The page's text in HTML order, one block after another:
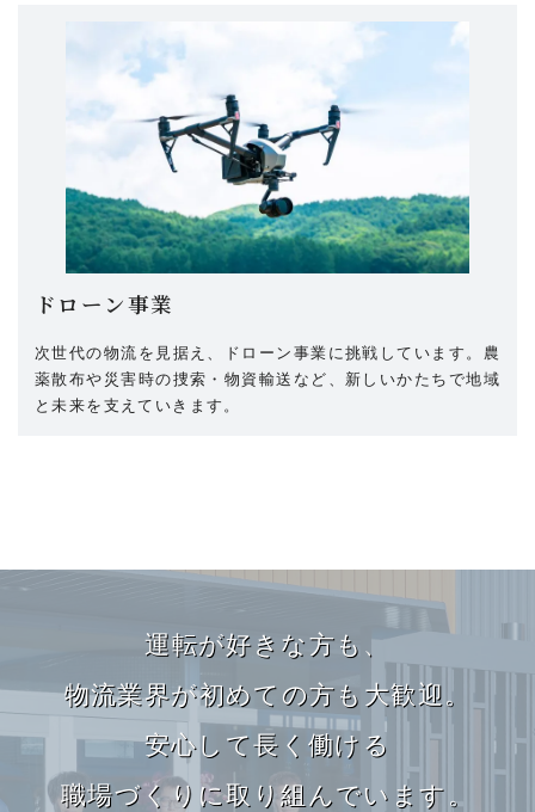
ドローン事業
次世代の物流を見据え、ドローン事業に挑戦しています。農
薬散布や災害時の捜索・物資輸送など、新しいかたちで地域
と未来を支えていきます。
運転が好きな方も、
物流業界が初めての方も大歓迎。
安心して長く働ける
職場づくりに取り組んでいます。
カ
リ
ン